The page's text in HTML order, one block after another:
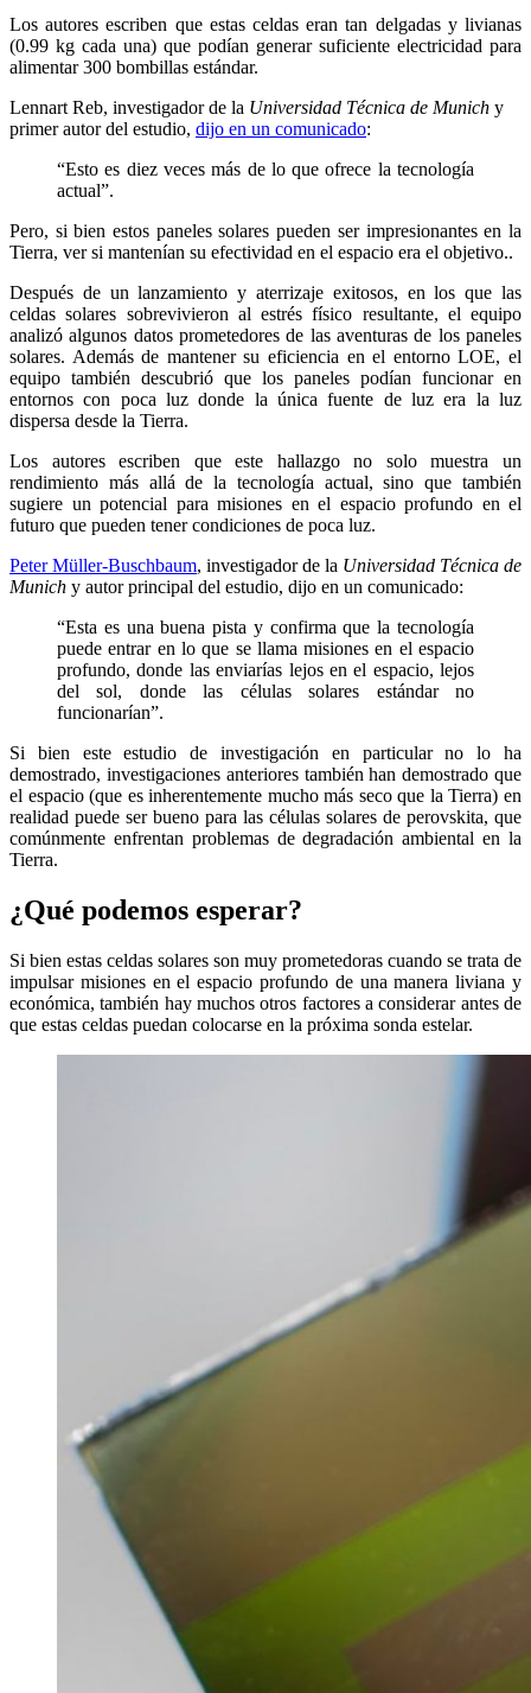
Los autores escriben que estas celdas eran tan delgadas y livianas
(0.99 kg cada una) que podían generar suficiente electricidad para
alimentar 300 bombillas estándar.
Lennart Reb, investigador de la Universidad Técnica de Munich y
primer autor del estudio, dijo en un comunicado:
“Esto es diez veces más de lo que ofrece la tecnología
actual”.
Pero, si bien estos paneles solares pueden ser impresionantes en la
Tierra, ver si mantenían su efectividad en el espacio era el objetivo..
Después de un lanzamiento y aterrizaje exitosos, en los que las
celdas solares sobrevivieron al estrés físico resultante, el equipo
analizó algunos datos prometedores de las aventuras de los paneles
solares. Además de mantener su eficiencia en el entorno LOE, el
equipo también descubrió que los paneles podían funcionar en
entornos con poca luz donde la única fuente de luz era la luz
dispersa desde la Tierra.
Los autores escriben que este hallazgo no solo muestra un
rendimiento más allá de la tecnología actual, sino que también
sugiere un potencial para misiones en el espacio profundo en el
futuro que pueden tener condiciones de poca luz.
Peter Müller-Buschbaum, investigador de la Universidad Técnica de
Munich y autor principal del estudio, dijo en un comunicado:
“Esta es una buena pista y confirma que la tecnología
puede entrar en lo que se llama misiones en el espacio
profundo, donde las enviarías lejos en el espacio, lejos
del sol, donde las células solares estándar no
funcionarían”.
Si bien este estudio de investigación en particular no lo ha
demostrado, investigaciones anteriores también han demostrado que
el espacio (que es inherentemente mucho más seco que la Tierra) en
realidad puede ser bueno para las células solares de perovskita, que
comúnmente enfrentan problemas de degradación ambiental en la
Tierra.
¿Qué podemos esperar?
Si bien estas celdas solares son muy prometedoras cuando se trata de
impulsar misiones en el espacio profundo de una manera liviana y
económica, también hay muchos otros factores a considerar antes de
que estas celdas puedan colocarse en la próxima sonda estelar.